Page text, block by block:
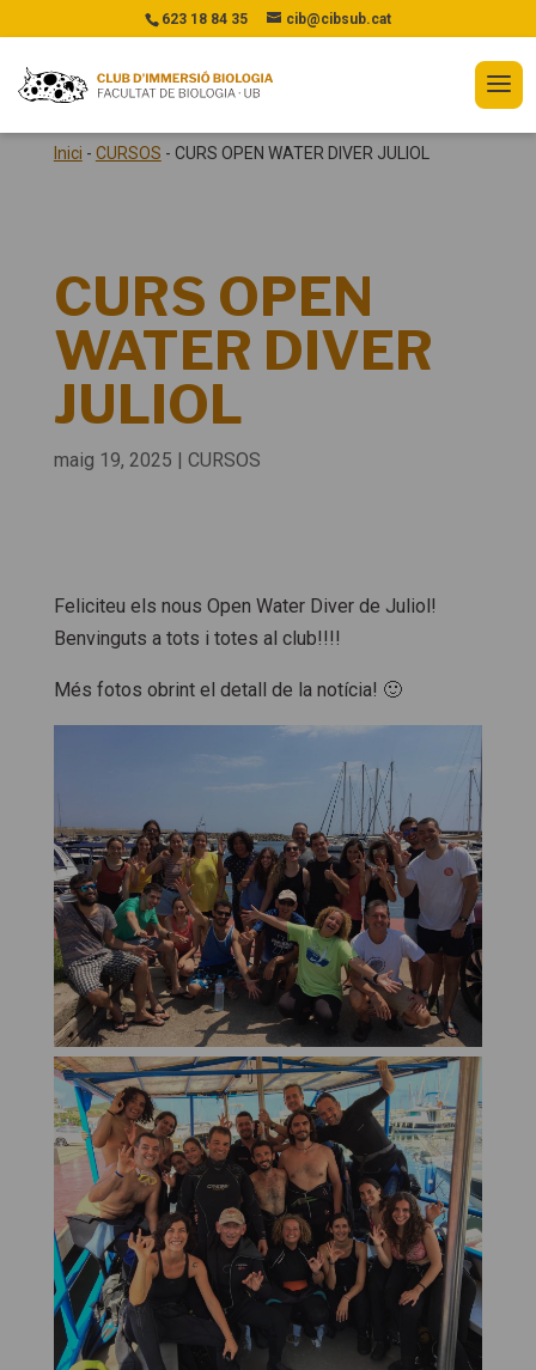
623 18 84 35 cib@cibsub.cat
Inici - CURSOS - CURS OPEN WATER DIVER JULIOL
CURS OPEN
WATER DIVER
JULIOL
maig 19, 2025 | CURSOS
Feliciteu els nous Open Water Diver de Juliol!
Benvinguts a tots i totes al club!!!!
Més fotos obrint el detall de la notícia! 🙂